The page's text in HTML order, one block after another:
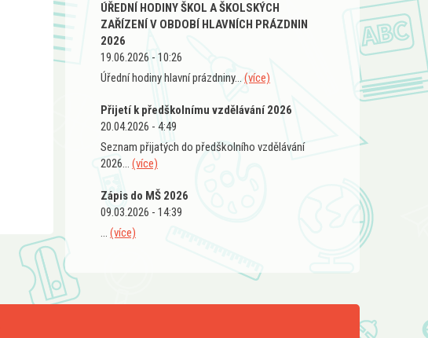
ÚŘEDNÍ HODINY ŠKOL A ŠKOLSKÝCH
ZAŘÍZENÍ V OBDOBÍ HLAVNÍCH PRÁZDNIN
2026
19.06.2026 - 10:26
Úřední hodiny hlavní prázdniny... (více)
Přijetí k předškolnímu vzdělávání 2026
20.04.2026 - 4:49
Seznam přijatých do předškolního vzdělávání
2026... (více)
Zápis do MŠ 2026
09.03.2026 - 14:39
... (více)